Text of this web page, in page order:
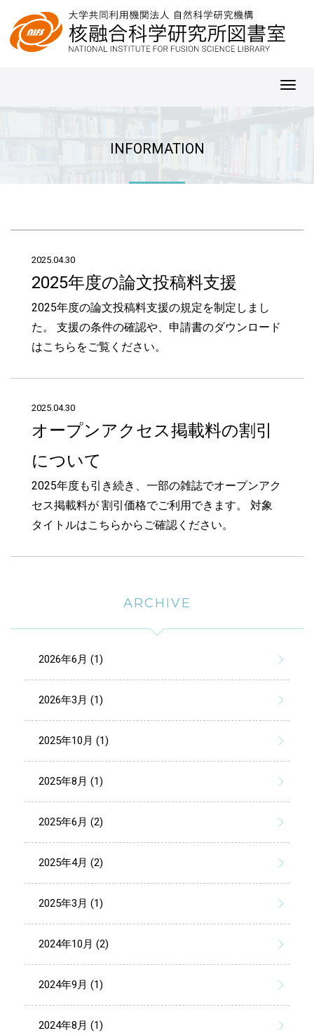
INFORMATION
2025.04.30
2025年度の論文投稿料支援
2025年度の論文投稿料支援の規定を制定しまし
た。 支援の条件の確認や、申請書のダウンロード
はこちらをご覧ください。
2025.04.30
オープンアクセス掲載料の割引
について
2025年度も引き続き、一部の雑誌でオープンアク
セス掲載料が 割引価格でご利用できます。 対象
タイトルはこちらからご確認ください。
ARCHIVE
2026年6月 (1)
2026年3月 (1)
2025年10月 (1)
2025年8月 (1)
2025年6月 (2)
2025年4月 (2)
2025年3月 (1)
2024年10月 (2)
2024年9月 (1)
2024年8月 (1)